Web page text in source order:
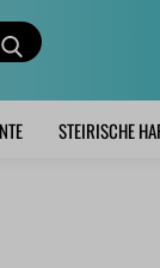
Suche...
STEIRISCHE